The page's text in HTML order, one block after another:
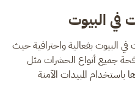
في البيوت
البيوت بفعالية واحترافية حيث
جميع أنواع الحشرات مثل
باستخدام المبيدات الآمنة